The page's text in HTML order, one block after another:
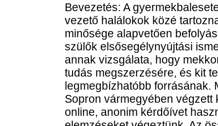
Bevezetés: A
vezető halálokok közé
minősége alapvetően
szülők elsősegélynyújtási
annak vizsgálata, hogy
tudás megszerzésére, és kit
legmegbízhatóbb forrásának.
Sopron vármegyében
online, anonim kérdőívet